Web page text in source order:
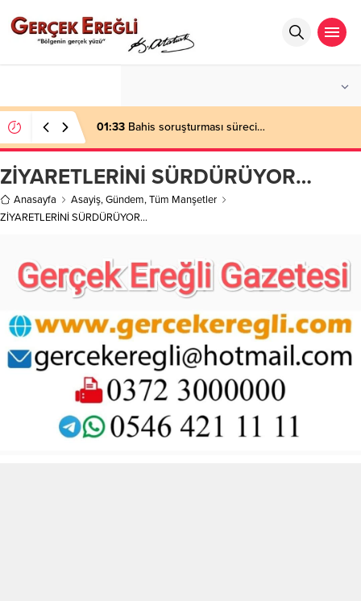
01:33 Bahis soruşturması süreci…
ZİYARETLERİNİ SÜRDÜRÜYOR…
Anasayfa Asayiş,Gündem,Tüm Manşetler
ZİYARETLERİNİ SÜRDÜRÜYOR…